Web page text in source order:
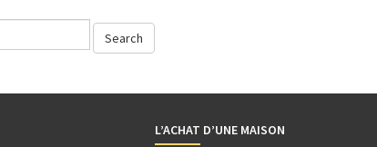
L’ACHAT D’UNE MAISON